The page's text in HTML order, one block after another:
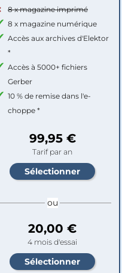
8 x magazine imprimé
8 x magazine numérique
Accès aux archives d'Elektor
*
Accès à 5000+ fichiers
Gerber
10 % de remise dans l'e-
choppe *
99,95 €
Tarif par an
ou
20,00 €
4 mois d'essai